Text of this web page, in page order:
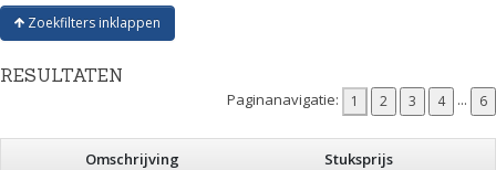
Zoekfilters inklappen
RESULTATEN
Paginanavigatie: ...
Omschrijving
Stuksprijs